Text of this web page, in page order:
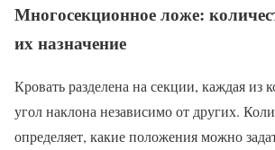
Многосекционное ложе:
их назначение
Кровать разделена на секции, каждая из
угол наклона независимо от других.
определяет, какие положения можно